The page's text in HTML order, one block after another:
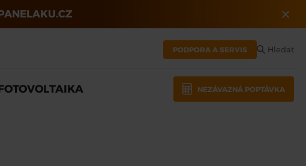
PODPORA A SERVIS Hledat
NEZÁVAZNÁ POPTÁVKA